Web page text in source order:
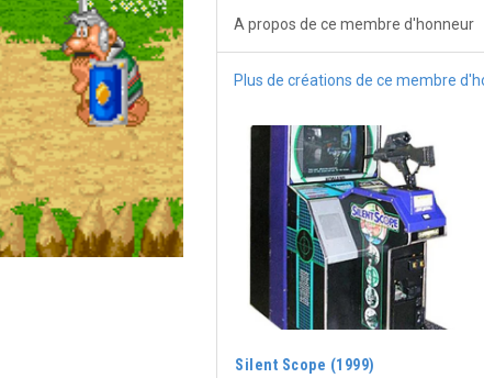
A propos de ce membre d'honneur
Plus de créations de ce membre
Silent Scope (1999)